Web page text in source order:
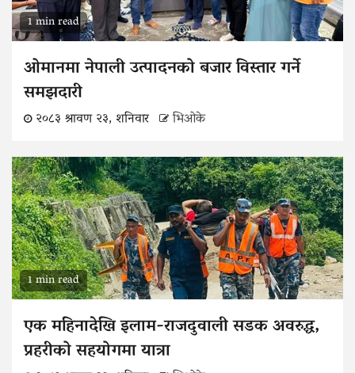
1 min read
ओमानमा नेपाली उत्पादनको बजार विस्तार गर्ने
समझदारी
२०८३ श्रावण २३, शनिवार भिओके
1 min read
एक महिनादेखि इलाम-राजदुवाली सडक अवरुद्ध,
प्रहरीको सहयोगमा यात्रा